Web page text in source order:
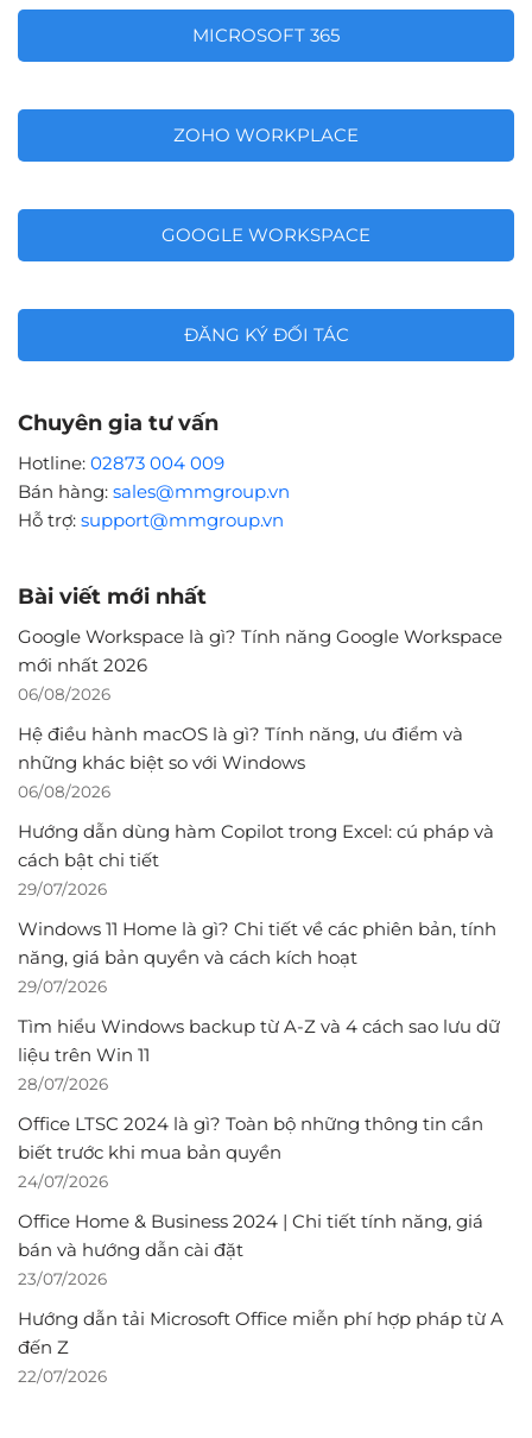
MICROSOFT 365
ZOHO WORKPLACE
GOOGLE WORKSPACE
ĐĂNG KÝ ĐỐI TÁC
Chuyên gia tư vấn
Hotline: 02873 004 009
Bán hàng: sales@mmgroup.vn
Hỗ trợ: support@mmgroup.vn
Bài viết mới nhất
Google Workspace là gì? Tính năng Google Workspace
mới nhất 2026
06/08/2026
Hệ điều hành macOS là gì? Tính năng, ưu điểm và
những khác biệt so với Windows
06/08/2026
Hướng dẫn dùng hàm Copilot trong Excel: cú pháp và
cách bật chi tiết
29/07/2026
Windows 11 Home là gì? Chi tiết về các phiên bản, tính
năng, giá bản quyền và cách kích hoạt
29/07/2026
Tìm hiểu Windows backup từ A-Z và 4 cách sao lưu dữ
liệu trên Win 11
28/07/2026
Office LTSC 2024 là gì? Toàn bộ những thông tin cần
biết trước khi mua bản quyền
24/07/2026
Office Home & Business 2024 | Chi tiết tính năng, giá
bán và hướng dẫn cài đặt
23/07/2026
Hướng dẫn tải Microsoft Office miễn phí hợp pháp từ A
đến Z
22/07/2026